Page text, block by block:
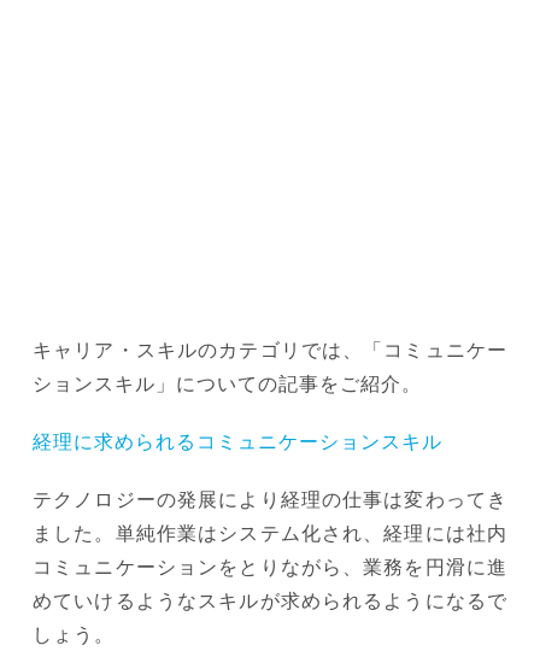
キャリア・スキルのカテゴリでは、「コミュニケー
ションスキル」についての記事をご紹介。
経理に求められるコミュニケーションスキル
テクノロジーの発展により経理の仕事は変わってき
ました。単純作業はシステム化され、経理には社内
コミュニケーションをとりながら、業務を円滑に進
めていけるようなスキルが求められるようになるで
しょう。